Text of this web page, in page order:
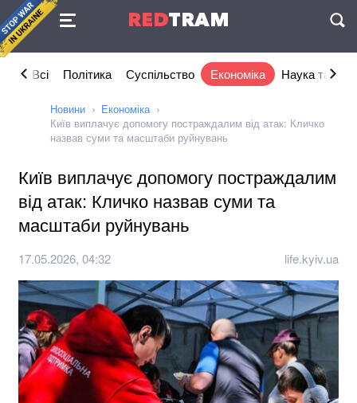
REDTRAM
Угода
Всі Політика Суспільство Економіка Наука та IT
Новини
Економіка
Київ виплачує допомогу постраждалим від атак: Кличко
назвав суми та масштаби руйнувань
Київ виплачує допомогу постраждалим
від атак: Кличко назвав суми та
масштаби руйнувань
17.05.2026, 04:32 life.kyiv.ua